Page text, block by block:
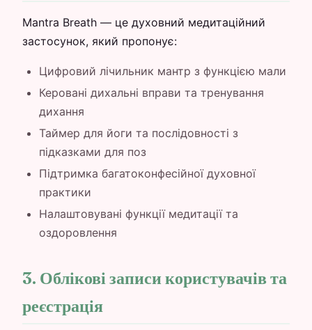
Mantra Breath — це духовний медитаційний
застосунок, який пропонує:
Цифровий лічильник мантр з функцією мали
Керовані дихальні вправи та тренування
дихання
Таймер для йоги та послідовності з
підказками для поз
Підтримка багатоконфесійної духовної
практики
Налаштовувані функції медитації та
оздоровлення
3. Облікові записи користувачів та
реєстрація